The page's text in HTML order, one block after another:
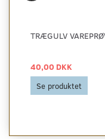
TRÆGULV
40,00 DKK
Se produktet